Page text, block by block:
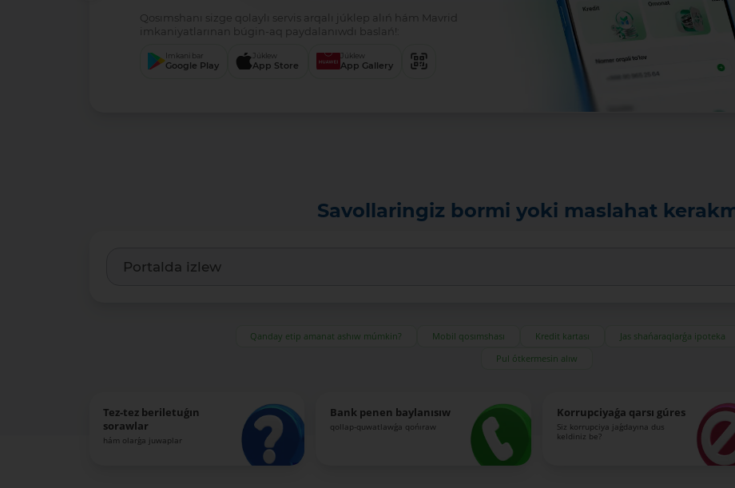
Qosımshanı sizge qolaylı servis arqalı júklep alıń hám Mavrid
imkaniyatlarınan búgin-aq paydalanıwdı baslań!:
Imkani bar
Google Play
Júklew
App Store
Júklew
App Gallery
Savollaringiz bormi yoki maslahat
Qanday etip amanat ashıw múmkin? Mobil qosımshası Kredit kartası Jas shańaraqlarǵa ipoteka
Pul ótkermesin alıw
Tez-tez beriletuǵın
sorawlar
hám olarǵa juwaplar
Bank penen baylanısıw
qollap-quwatlawǵa qońıraw
Korrupciyaǵa qarsı gúres
Siz korrupciya jaǵdayına dus
keldiniz be?